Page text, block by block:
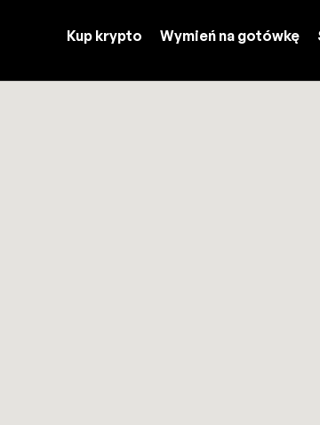
Kup krypto Wymień na gotówkę